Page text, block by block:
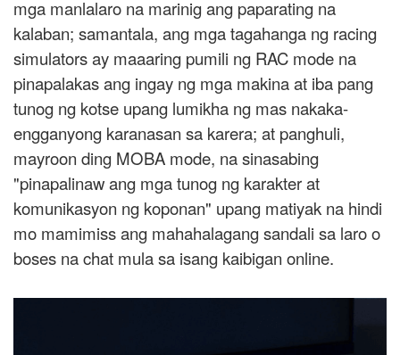
mga manlalaro na marinig ang paparating na
kalaban; samantala, ang mga tagahanga ng racing
simulators ay maaaring pumili ng RAC mode na
pinapalakas ang ingay ng mga makina at iba pang
tunog ng kotse upang lumikha ng mas nakaka-
engganyong karanasan sa karera; at panghuli,
mayroon ding MOBA mode, na sinasabing
"pinapalinaw ang mga tunog ng karakter at
komunikasyon ng koponan" upang matiyak na hindi
mo mamimiss ang mahahalagang sandali sa laro o
boses na chat mula sa isang kaibigan online.